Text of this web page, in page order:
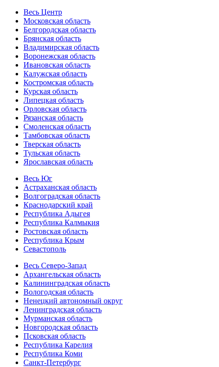
Весь Центр
Московская область
Белгородская область
Брянская область
Владимирская область
Воронежская область
Ивановская область
Калужская область
Костромская область
Курская область
Липецкая область
Орловская область
Рязанская область
Смоленская область
Тамбовская область
Тверская область
Тульская область
Ярославская область
Весь Юг
Астраханская область
Волгоградская область
Краснодарский край
Республика Адыгея
Республика Калмыкия
Ростовская область
Республика Крым
Севастополь
Весь Северо-Запад
Архангельская область
Калининградская область
Вологодская область
Ненецкий автономный округ
Ленинградская область
Мурманская область
Новгородская область
Псковская область
Республика Карелия
Республика Коми
Санкт-Петербург